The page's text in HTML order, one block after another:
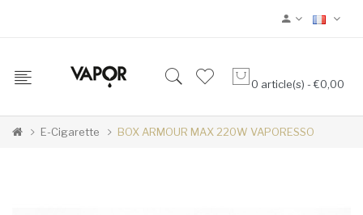
0 article(s) - €0,00
E-Cigarette BOX ARMOUR MAX 220W VAPORESSO